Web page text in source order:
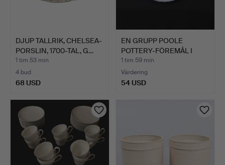
DJUP TALLRIK, CHELSEA-
PORSLIN, 1700-TAL, G…
1 tim 53 min
4 bud
68 USD
EN GRUPP POOLE
POTTERY-FÖREMÅL I
DEKOREN '…
1 tim 59 min
Värdering
54 USD